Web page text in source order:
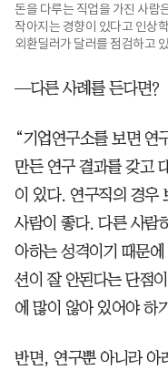
돈을 다루는 직업을 가진 사람
작아지는 경향이 있다고 인상
외환딜러가 달러를 점검하고
—다른 사례를 든다면?
“기업연구소를 보면 연
만든 연구 결과를 갖고
이 있다. 연구직의 경우
사람이 좋다. 다른 사람
아하는 성격이기 때문
션이 잘 안된다는 단점
에 많이 않아 있어야 하
반면, 연구뿐 아니라 아